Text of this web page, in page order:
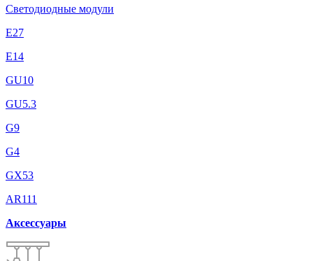
Светодиодные модули
E27
E14
GU10
GU5.3
G9
G4
GX53
AR111
Аксессуары